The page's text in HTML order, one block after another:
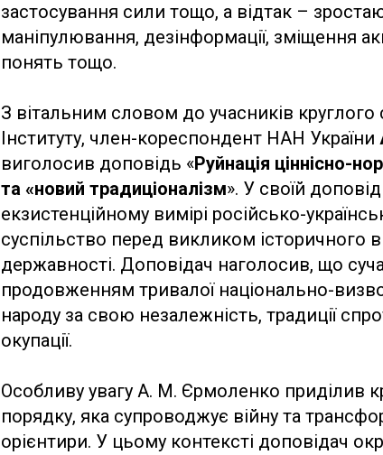
застосування сили тощо, а відтак –
маніпулювання, дезінформації, зміщення
понять тощо.
З вітальним словом до учасників
Інституту, член-кореспондент НАН України
виголосив доповідь «Руйнація ціннісно-
та «новий традиціоналізм». У своїй
екзистенційному вимірі російсько-
суспільство перед викликом історичного
державності. Доповідач наголосив, що
продовженням тривалої національно-
народу за свою незалежність, традиції
окупації.
Особливу увагу А. М. Єрмоленко приділив
порядку, яка супроводжує війну та
орієнтири. У цьому контексті доповідач